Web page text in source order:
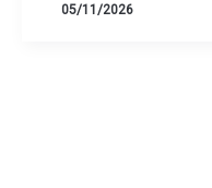
05/11/2026